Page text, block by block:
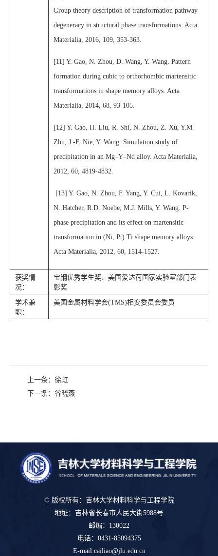
Group theory description of transformation pathway
degeneracy in structural phase transformations. Acta
Materialia, 2016, 109, 353-363.
[11] Y. Gao, N. Zhou, D. Wang, Y. Wang. Pattern
formation during cubic to orthorhombic martensitic
transformations in shape memory alloys. Acta
Materialia, 2014, 68, 93-105.
[12] Y. Gao, H. Liu, R. Shi, N. Zhou, Z. Xu, Y.M.
Zhu, J.-F. Nie, Y. Wang. Simulation study of
precipitation in an Mg–Y–Nd alloy. Acta Materialia,
2012, 60, 4819-4832.
[13] Y. Gao, N. Zhou, F. Yang, Y. Cui, L. Kovarik,
N. Hatcher, R.D. Noebe, M.J. Mills, Y. Wang. P-
phase precipitation and its effect on martensitic
transformation in (Ni, Pt) Ti shape memory alloys.
Acta Materialia, 2012, 60, 1514-1527.
获奖情
况：
宝钢优秀学生奖、美国爱达荷国家实验室部门表
彰奖
学术兼
职：
美国金属材料学会(TMS)相变委员会委员
上一条： 徐虹
下一条： 谷晓燕
© 版权所有：吉林大学材料科学与工程学院
地址：吉林省长春市人民大街5988号
邮编：130022
电话：0431-85094375
E-mail:cailiao@jlu.edu.cn